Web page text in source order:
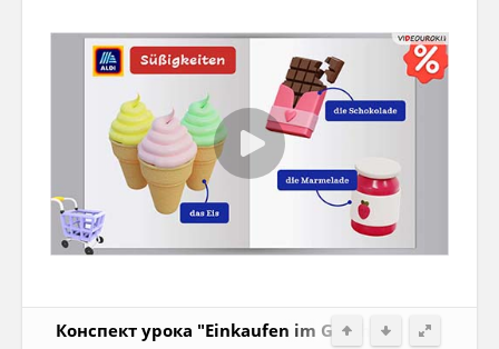
Конспект урока "Einkaufen im Geschäft und auf